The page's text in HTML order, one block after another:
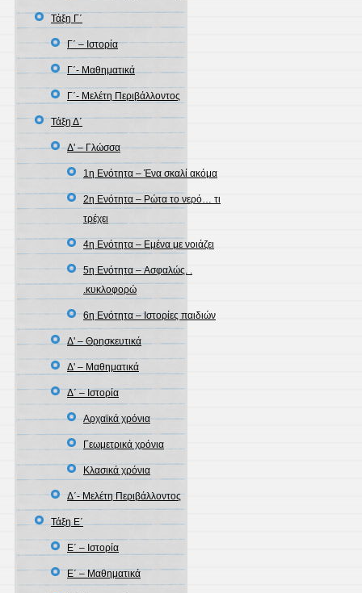
Τάξη Γ΄
Γ΄ – Ιστορία
Γ΄- Μαθηματικά
Γ΄- Μελέτη Περιβάλλοντος
Τάξη Δ΄
Δ' – Γλώσσα
1η Ενότητα – Ένα σκαλί ακόμα
2η Ενότητα – Ρώτα το νερό… τι
τρέχει
4η Ενότητα – Εμένα με νοιάζει
5η Ενότητα – Aσφαλώς. .
.κυκλοφορώ
6η Ενότητα – Ιστορίες παιδιών
Δ' – Θρησκευτικά
Δ' – Μαθηματικά
Δ΄ – Ιστορία
Αρχαϊκά χρόνια
Γεωμετρικά χρόνια
Κλασικά χρόνια
Δ΄- Μελέτη Περιβάλλοντος
Τάξη Ε΄
Ε΄ – Ιστορία
Ε΄ – Μαθηματικά